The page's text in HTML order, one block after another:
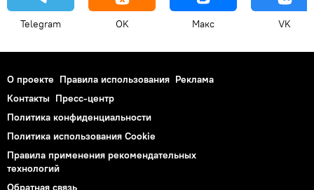
Telegram OK Макс VK
О проекте Правила использования Реклама
Контакты Пресс-центр
Политика конфиденциальности
Политика использования Cookie
Правила применения рекомендательных
технологий